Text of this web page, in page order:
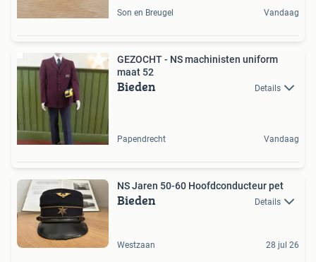
Son en Breugel Vandaag
GEZOCHT - NS machinisten uniform
maat 52
Bieden Details
Papendrecht Vandaag
NS Jaren 50-60 Hoofdconducteur pet
Bieden Details
Westzaan 28 jul 26